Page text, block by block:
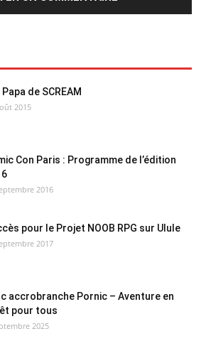
Papa de SCREAM
2015
Con Paris : Programme de l’édition
2016
pour le Projet NOOB RPG sur Ulule
2017
accrobranche Pornic – Aventure en
pour tous
2025